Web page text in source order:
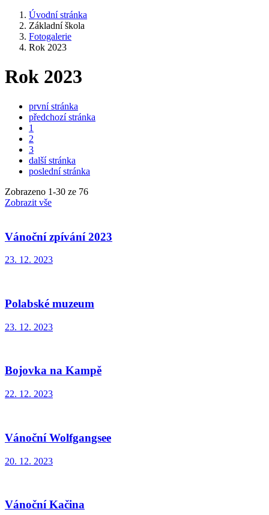
Úvodní stránka
Základní škola
Fotogalerie
Rok 2023
Rok 2023
první stránka
předchozí stránka
1
2
3
další stránka
poslední stránka
Zobrazeno 1-30 ze 76
Zobrazit vše
Vánoční zpívání 2023
23. 12. 2023
Polabské muzeum
23. 12. 2023
Bojovka na Kampě
22. 12. 2023
Vánoční Wolfgangsee
20. 12. 2023
Vánoční Kačina